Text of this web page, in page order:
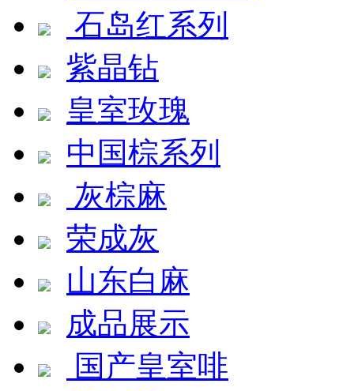
石岛红系列
紫晶钻
皇室玫瑰
中国棕系列
灰棕麻
荣成灰
山东白麻
成品展示
国产皇室啡